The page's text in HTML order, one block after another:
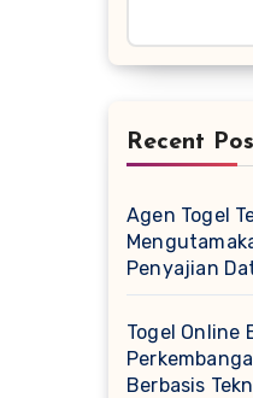
Recent
Agen Togel
Penyajian
Togel Online
Berbasis